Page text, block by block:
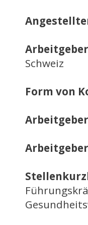
Schweiz
Form von